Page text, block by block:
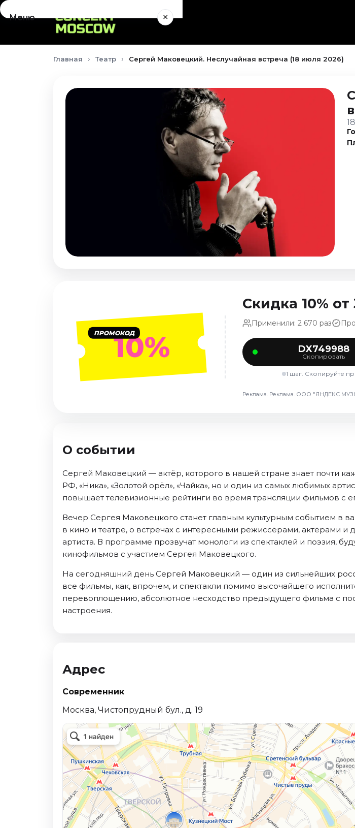
Меню ×
Концерты
Август 2026
Сентябрь 2026
Сентябрь 2026
Октябрь 2026
Декабрь 2026
Главная Театр Сергей Маковецкий. Неслучайная встреча (18 июля 2026)
ПРОМОКОД10%
Скидка 10%
Применили: 2 670 раз
DX749988
Скопировать
1 шаг. Скопируйте
Реклама. Реклама. ООО "ЯНДЕКС
О событии
Сергей Маковецкий — актёр, которого в нашей стране знает почти
РФ, «Ника», «Золотой орёл», «Чайка», но и один из самых любимых
повышает телевизионные рейтинги во время трансляции фильмов с
Вечер Сергея Маковецкого станет главным культурным событием в
в кино и театре, о встречах с интересными режиссёрами, актёрами
артиста. В программе прозвучат монологи из спектаклей и поэзия,
кинофильмов с участием Сергея Маковецкого.
На сегодняшний день Сергей Маковецкий — один из сильнейших
все фильмы, как, впрочем, и спектакли помимо высочайшего
перевоплощению, абсолютное несходство предыдущего фильма с
настроения.
Адрес
Современник
Москва, Чистопрудный бул., д. 19